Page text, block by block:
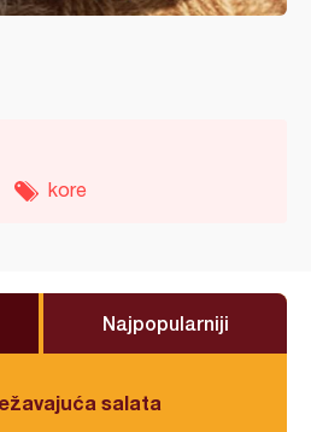
kore
Najpopularniji
salata